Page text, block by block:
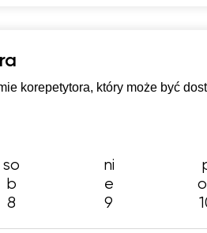
korepetytora, który może być
so
b
8
ni
e
9